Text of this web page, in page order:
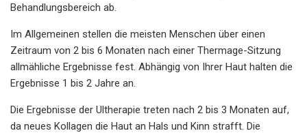
Behandlungsbereich ab.
Im Allgemeinen stellen die meisten Menschen über einen
Zeitraum von 2 bis 6 Monaten nach einer Thermage-Sitzung
allmähliche Ergebnisse fest. Abhängig von Ihrer Haut halten die
Ergebnisse 1 bis 2 Jahre an.
Die Ergebnisse der Ultherapie treten nach 2 bis 3 Monaten auf,
da neues Kollagen die Haut an Hals und Kinn strafft. Die